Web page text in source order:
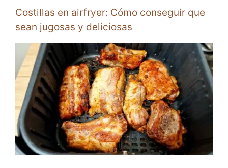
Costillas en airfryer: Cómo conseguir que
sean jugosas y deliciosas